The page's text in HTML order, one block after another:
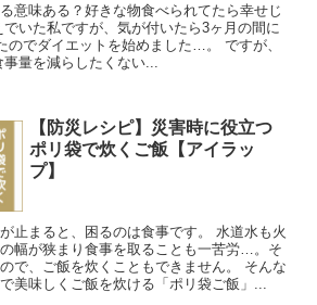
意味ある？好きな物食べられてたら幸せじ
いた私ですが、気が付いたら3ヶ月の間に
のでダイエットを始めました…。 ですが、
量を減らしたくない...
【防災レシピ】災害時に役立つ
ポリ袋で炊くご飯【アイラッ
プ】
止まると、困るのは食事です。 水道水も火
幅が狭まり食事を取ることも一苦労…。そ
で、ご飯を炊くこともできません。 そんな
美味しくご飯を炊ける「ポリ袋ご飯」...